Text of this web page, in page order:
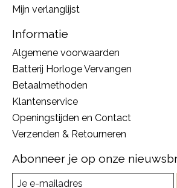
Mijn verlanglijst
Informatie
Algemene voorwaarden
Batterij Horloge Vervangen
Betaalmethoden
Klantenservice
Openingstijden en Contact
Verzenden & Retourneren
Abonneer je op onze